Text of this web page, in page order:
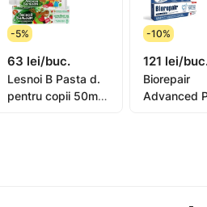
-5%
63 lei/buc.
Lesnoi B Pasta d.
pentru copii 50ml
-10%
121 lei/
Biorepair
Advanced